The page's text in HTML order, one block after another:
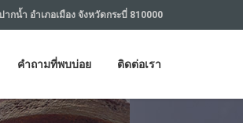
กน้ำ อำเภอเมือง จังหวัดกระบี่ 810000
คำถามที่พบบ่อย ติดต่อเรา